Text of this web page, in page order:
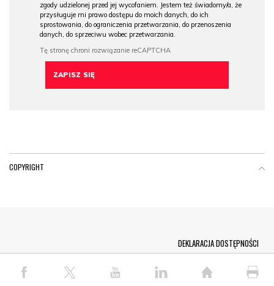
zgody udzielonej przed jej wycofaniem. Jestem też świadomy/a, że
przysługuje mi prawo dostępu do moich danych, do ich
sprostowania, do ograniczenia przetwarzania, do przenoszenia
danych, do sprzeciwu wobec przetwarzania.
COPYRIGHT
© COPYRIGHT PAP 2026
DEKLARACJA DOSTĘPNOŚCI